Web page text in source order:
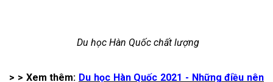
Du học Hàn Quốc chất lượng
> > Xem thêm: Du học Hàn Quốc 2021 - Những điều nên